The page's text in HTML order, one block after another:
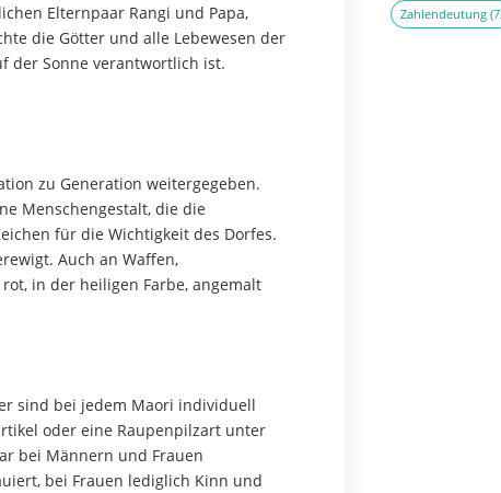
Elternpaar Rangi und Papa,
die Götter und alle Lebewesen der
der Sonne verantwortlich ist.
zu Generation weitergegeben.
Menschengestalt, die die
für die Wichtigkeit des Dorfes.
Auch an Waffen,
in der heiligen Farbe, angemalt
sind bei jedem Maori individuell
oder eine Raupenpilzart unter
bei Männern und Frauen
bei Frauen lediglich Kinn und
Zahlendeutung